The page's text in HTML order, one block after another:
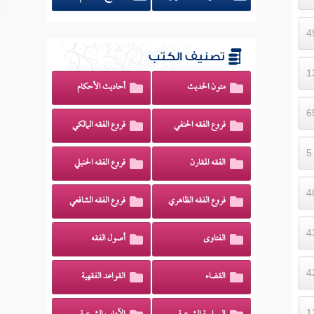
تصنيف الكتب
متون الحديث أحاديث الأحكام
فروع الفقه الحنفي فروع الفقه المالكي
الفقه المقارن فروع الفقه الحنبلي
فروع الفقه الظاهري فروع الفقه الشافعي
الفتاوى أصول الفقه
القضاء القواعد الفقهية